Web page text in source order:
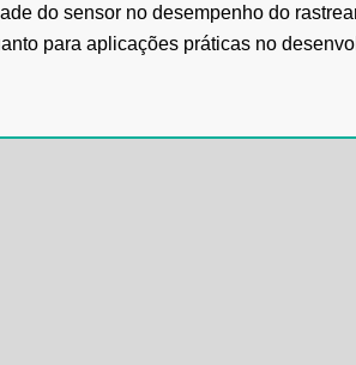
do sensor no desempenho do
para aplicações práticas no